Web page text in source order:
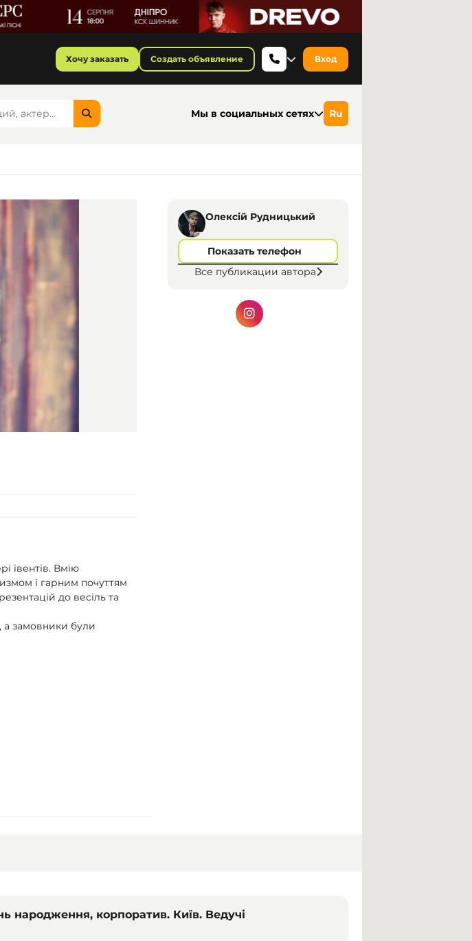
Хочу заказать Создать объявление Вход
Мы в социальных сетях Ru
івентів. Вмію
і гарним почуттям
до весіль та
а замовники були
Олексій Рудницький
Показать телефон
Все публикации автора
народження, корпоратив. Київ. Ведучі